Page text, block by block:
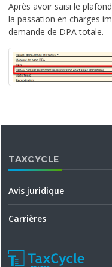
Après avoir saisi le
la passation en charges
demande de DPA totale.
TAXCYCLE
Avis juridique
Carrières